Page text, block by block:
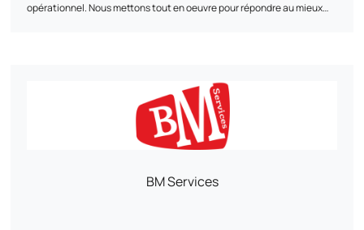
opérationnel. Nous mettons tout en oeuvre pour répondre au mieux
BM Services